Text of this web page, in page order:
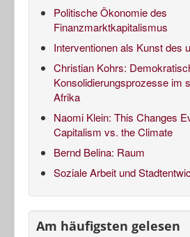
Politische Ökonomie des
Finanzmarktkapitalismus
Interventionen als Kunst des
Christian Kohrs:
Konsolidierungsprozesse im
Afrika
Naomi Klein: This Changes
Capitalism vs. the Climate
Bernd Belina: Raum
Soziale Arbeit und
Am häufigsten gelesen